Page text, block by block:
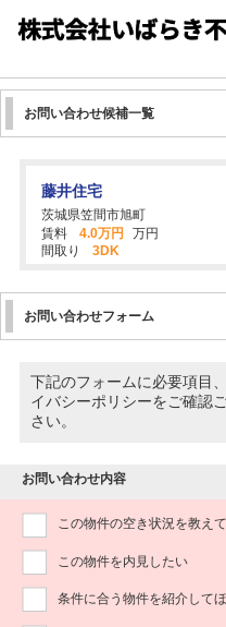
お問い合わせ候補一覧
藤井住宅
茨城県笠間市旭町
賃料
4.0万円
万円
間取り
3DK
お問い合わせフォーム
下記のフォームに必要項目
イバシーポリシーをご確認
さい。
お問い合わせ内容
この物件の空き状況を教え
この物件を内見したい
条件に合う物件を紹介して